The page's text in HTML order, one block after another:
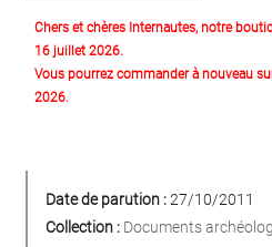
Chers et chères Internautes, notre
16 juillet 2026.
Vous pourrez commander à nouveau
2026.
Date de parution :27/10/2011
Collection : Documents